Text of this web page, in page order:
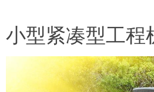
小型紧凑型工程